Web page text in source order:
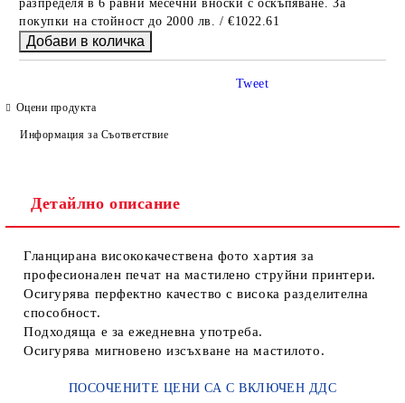
разпределя в 6 равни месечни вноски с оскъпяване. За
покупки на стойност до 2000 лв. / €1022.61
Оцени продукта
Информация за Съответствие
Tweet
Детайлно описание
Гланцирана висококачествена фото хартия за
професионален печат на мастилено струйни принтери.
Осигурява перфектно качество с висока разделителна
способност.
Подходяща е за ежедневна употреба.
Осигурява мигновено изсъхване на мастилото.
ПОСОЧЕНИТЕ ЦЕНИ СА С ВКЛЮЧЕН ДДС